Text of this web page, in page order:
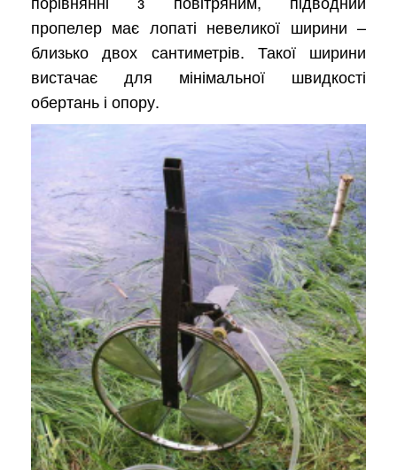
пропелер має лопаті невеликої ширини –
близько двох сантиметрів. Такої ширини
вистачає для мінімальної швидкості
обертань і опору.